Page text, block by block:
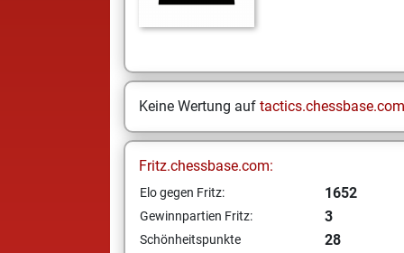
Keine Wertung auf tactics.chessbase.com
Fritz.chessbase.com:
Elo gegen Fritz: 1652
Gewinnpartien Fritz: 3
Schönheitspunkte
28